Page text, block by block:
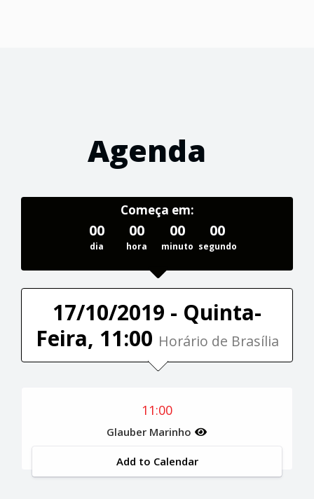
Agenda
Começa em:
00
dia
00
hora
00
minuto
00
segundo
17/10/2019 - Quinta-
Feira, 11:00 Horário de Brasília
11:00
Glauber Marinho
Add to Calendar